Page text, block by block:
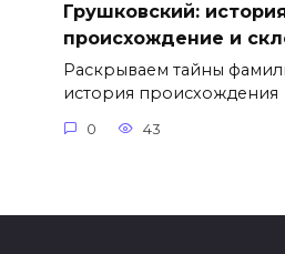
Грушковский:
происхождение и
Раскрываем тайны
история происхождения
0 43